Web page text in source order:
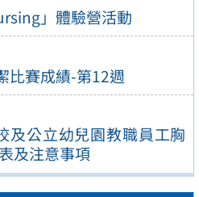
」體驗營活動
比賽成績-第12週
及公立幼兒園教職員工胸
及注意事項